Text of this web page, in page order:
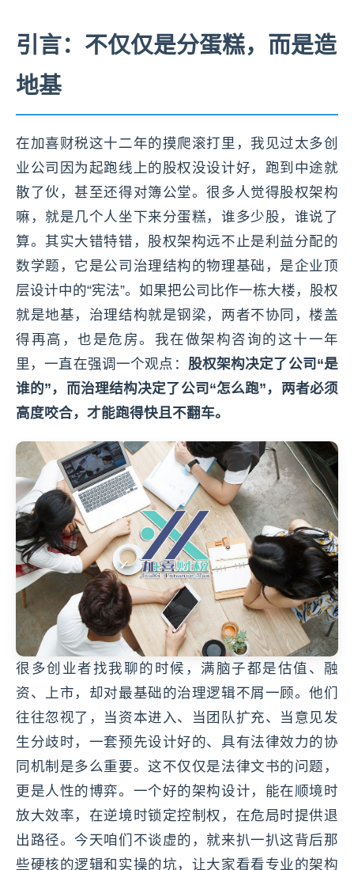
引言：不仅仅是分蛋糕，而是造
地基
在加喜财税这十二年的摸爬滚打里，我见过太多创
业公司因为起跑线上的股权没设计好，跑到中途就
散了伙，甚至还得对簿公堂。很多人觉得股权架构
嘛，就是几个人坐下来分蛋糕，谁多少股，谁说了
算。其实大错特错，股权架构远不止是利益分配的
数学题，它是公司治理结构的物理基础，是企业顶
层设计中的“宪法”。如果把公司比作一栋大楼，股权
就是地基，治理结构就是钢梁，两者不协同，楼盖
得再高，也是危房。我在做架构咨询的这十一年
里，一直在强调一个观点： 股权架构决定了公司“是
谁的”，而治理结构决定了公司“怎么跑”，两者必须
高度咬合，才能跑得快且不翻车。
很多创业者找我聊的时候，满脑子都是估值、融
资、上市，却对最基础的治理逻辑不屑一顾。他们
往往忽视了，当资本进入、当团队扩充、当意见发
生分歧时，一套预先设计好的、具有法律效力的协
同机制是多么重要。这不仅仅是法律文书的问题，
更是人性的博弈。一个好的架构设计，能在顺境时
放大效率，在逆境时锁定控制权，在危局时提供退
出路径。今天咱们不谈虚的，就来扒一扒这背后那
些硬核的逻辑和实操的坑，让大家看看专业的架构